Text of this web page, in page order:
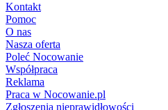
Kontakt
Pomoc
O nas
Nasza oferta
Poleć Nocowanie
Współpraca
Reklama
Praca w Nocowanie.pl
Zgłoszenia nieprawidłowości